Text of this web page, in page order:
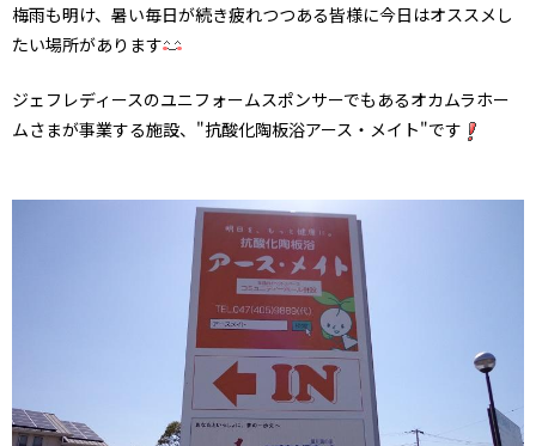
梅雨も明け、暑い毎日が続き疲れつつある皆様に今日はオススメし
たい場所があります
ジェフレディースのユニフォームスポンサーでもあるオカムラホー
ムさまが事業する施設、"抗酸化陶板浴アース・メイト"です